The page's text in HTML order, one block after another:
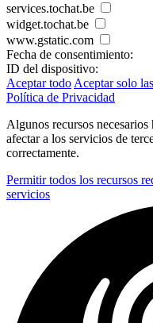
services.tochat.be
widget.tochat.be
www.gstatic.com
Fecha de consentimiento:
ID del dispositivo:
Aceptar todo Aceptar solo
Política de Privacidad
Algunos recursos
afectar a los servicios de
correctamente.
Permitir todos los recursos
servicios